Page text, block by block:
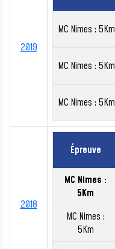
2019
MC Nimes : 5Km
MC Nimes : 5Km
MC Nimes : 5Km
2018
Épreuve
MC Nimes :
5Km
MC Nimes :
5Km